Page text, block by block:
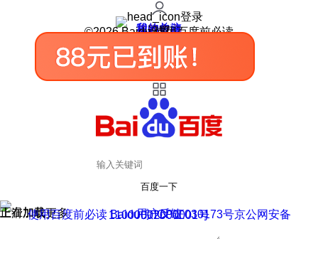
登录
我的关注
我的收藏
皮肤中心
用户反馈
设置
©2026 Baidu 使用百度前必读
百度一下
正在加载
上滑加载更多 用户反馈
使用百度前必读 Baidu 京ICP证030173号
京公网安备11000002000001号